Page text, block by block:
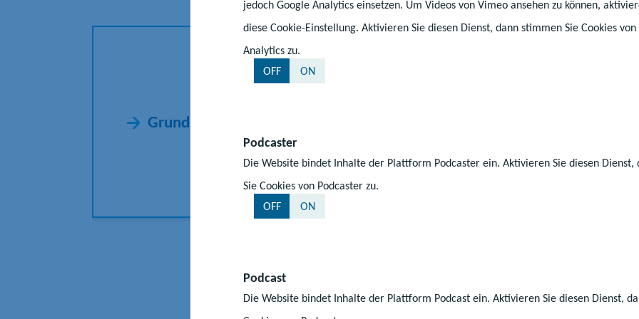
jedoch Google Analytics einsetzen. Um Videos von Vimeo ansehen zu können,
diese Cookie-Einstellung. Aktivieren Sie diesen Dienst, dann stimmen Sie Cookies von
Analytics zu.
OFF
ON
Podcaster
Die Website bindet Inhalte der Plattform Podcaster ein. Aktivieren Sie diesen Dienst,
Sie Cookies von Podcaster zu.
OFF
ON
Podcast
Die Website bindet Inhalte der Plattform Podcast ein. Aktivieren Sie diesen Dienst,
Grundschule
Besondere schulische Angebote